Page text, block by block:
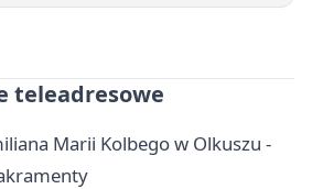
teleadresowe
Marii Kolbego w Olkuszu -